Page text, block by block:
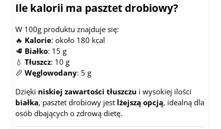
Ile kalorii ma pasztet drobiowy?
W 100g produktu znajduje się:
🔥 Kalorie: około 180 kcal
🥩 Białko: 15 g
💧 Tłuszcz: 10 g
🥖 Węglowodany: 5 g
Dzięki niskiej zawartości tłuszczu i wysokiej ilości
białka, pasztet drobiowy jest lżejszą opcją, idealną dla
osób dbających o zdrową dietę.